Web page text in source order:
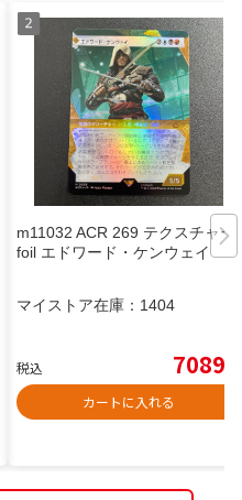
m11032 ACR 269 テクスチャー
foil エドワード・ケンウェイ
マイストア在庫： 1404
税込 7089
カートに入れる